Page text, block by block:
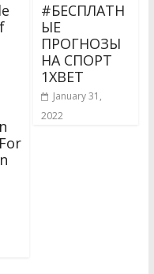
#БЕСПЛАТН
ЫЕ
ПРОГНОЗЫ
НА СПОРТ
1XBET
January 31,
2022